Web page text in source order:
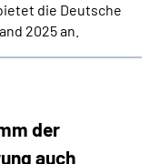
die Deutsche
2025 an.
der
auch